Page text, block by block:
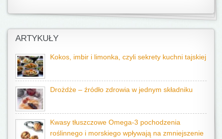
ARTYKUŁY
Kokos, imbir i limonka, czyli sekrety kuchni tajskiej
Drożdże – źródło zdrowia w jednym składniku
Kwasy tłuszczowe Omega-3 pochodzenia
roślinnego i morskiego wpływają na zmniejszenie